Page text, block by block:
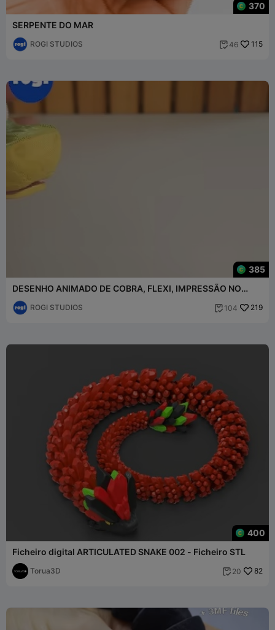
370
SERPENTE DO MAR
ROGI STUDIOS  46 115
385
DESENHO ANIMADO DE COBRA, FLEXI, IMPRESSÃO NO
ROGI STUDIOS  104 219
400
Ficheiro digital ARTICULATED SNAKE 002 - Ficheiro STL
Torua3D  20 82